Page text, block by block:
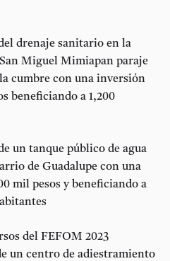
drenaje sanitario en la
Miguel Mimiapan paraje
cumbre con una inversión
beneficiando a 1,200
un tanque público de agua
de Guadalupe con una
mil pesos y beneficiando a
del FEFOM 2023
un centro de adiestramiento